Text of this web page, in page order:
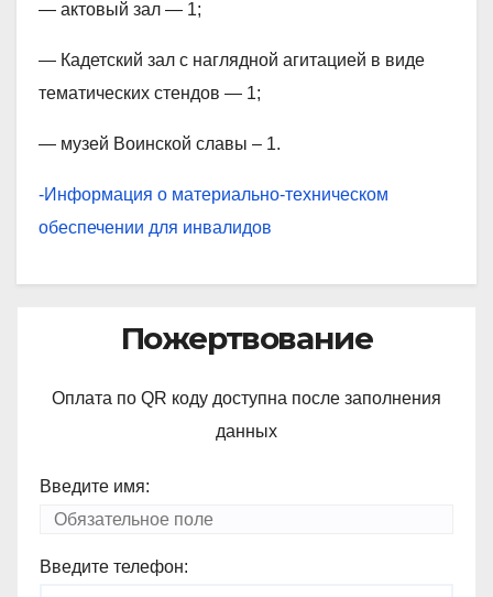
— актовый зал — 1;
— Кадетский зал с наглядной агитацией в виде
тематических стендов — 1;
— музей Воинской славы – 1.
-Информация о материально-техническом
обеспечении для инвалидов
Пожертвование
Оплата по QR коду доступна после заполнения
данных
Введите имя:
Введите телефон: